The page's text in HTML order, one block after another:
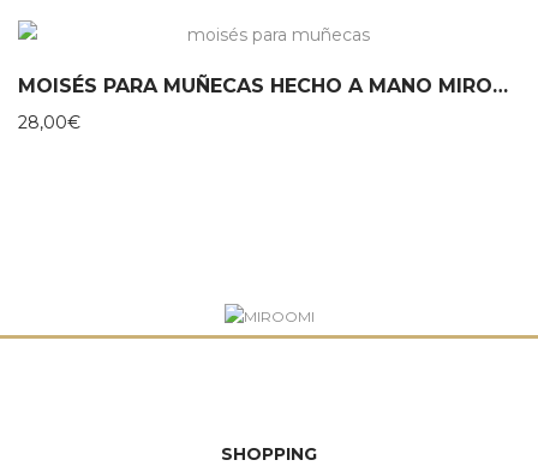
MOISÉS PARA MUÑECAS HECHO A MANO MIROOMI
28,00€
SHOPPING